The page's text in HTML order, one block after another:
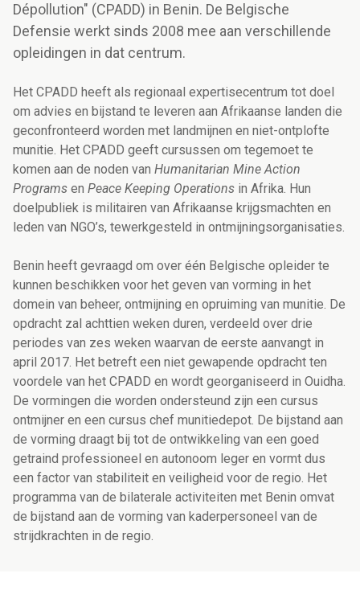
Dépollution" (CPADD) in Benin. De Belgische
Defensie werkt sinds 2008 mee aan verschillende
opleidingen in dat centrum.
Het CPADD heeft als regionaal expertisecentrum tot doel
om advies en bijstand te leveren aan Afrikaanse landen die
geconfronteerd worden met landmijnen en niet-ontplofte
munitie. Het CPADD geeft cursussen om tegemoet te
komen aan de noden van Humanitarian Mine Action
Programs en Peace Keeping Operations in Afrika. Hun
doelpubliek is militairen van Afrikaanse krijgsmachten en
leden van NGO’s, tewerkgesteld in ontmijningsorganisaties.
Benin heeft gevraagd om over één Belgische opleider te
kunnen beschikken voor het geven van vorming in het
domein van beheer, ontmijning en opruiming van munitie. De
opdracht zal achttien weken duren, verdeeld over drie
periodes van zes weken waarvan de eerste aanvangt in
april 2017. Het betreft een niet gewapende opdracht ten
voordele van het CPADD en wordt georganiseerd in Ouidha.
De vormingen die worden ondersteund zijn een cursus
ontmijner en een cursus chef munitiedepot. De bijstand aan
de vorming draagt bij tot de ontwikkeling van een goed
getraind professioneel en autonoom leger en vormt dus
een factor van stabiliteit en veiligheid voor de regio. Het
programma van de bilaterale activiteiten met Benin omvat
de bijstand aan de vorming van kaderpersoneel van de
strijdkrachten in de regio.